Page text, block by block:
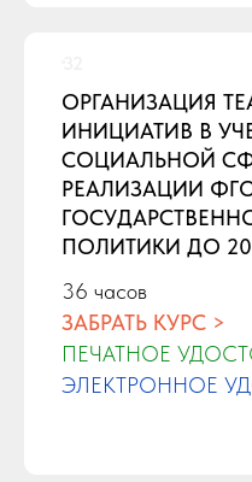
ОРГАНИЗАЦИЯ
ИНИЦИАТИВ В
СОЦИАЛЬНОЙ
РЕАЛИЗАЦИИ
ПОЛИТИКИ ДО
36 часов
ЗАБРАТЬ КУРС >
ПЕЧАТНОЕ
ЭЛЕКТРОННОЕ